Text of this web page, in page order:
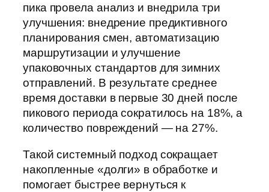
пика провела анализ и внедрила три
улучшения: внедрение предиктивного
планирования смен, автоматизацию
маршрутизации и улучшение
упаковочных стандартов для зимних
отправлений. В результате среднее
время доставки в первые 30 дней после
пикового периода сократилось на 18%, а
количество повреждений — на 27%.
Такой системный подход сокращает
накопленные «долги» в обработке и
помогает быстрее вернуться к